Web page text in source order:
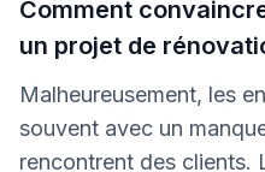
Comment
un projet de
Malheureusement, les
souvent avec un
rencontrent des clients.